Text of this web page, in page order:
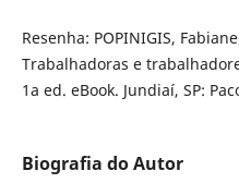
Resenha: POPINIGIS,
Trabalhadoras e
1a ed. eBook. Jundiaí, SP:
Biografia do Autor